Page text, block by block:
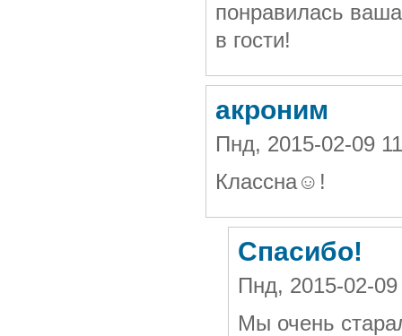
понравилась
в гости!
акроним
Пнд, 2015-02-09
Классна☺!
Спасибо!
Пнд, 2015-02-
Мы очень